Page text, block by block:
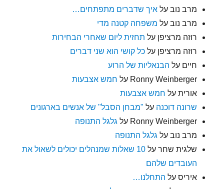
מרב נוב עלאיך שדברים מתפתחים…
מרב נוב על משפחה קטנה מדי
רוזה מרציפן על תחזית ליום שאחרי הבחירות
רוזה מרציפן עלכל קושי הוא שני דברים
חיים על הבנאליות של הרוע
Ronny Weinberger על חמש אצבעות
אורית על חמש אצבעות
שרונה דוכנה על "מבחן הסבל" של אנשים בארגונים
Ronny Weinberger על גלגל התנופה
מרב נוב על גלגל התנופה
שלגית שחר על
10 שאלות שמנהלים יכולים לשאול את
העובדים שלהם
איריס על התחלנו…